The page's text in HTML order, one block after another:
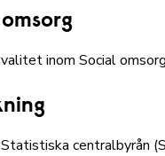
inom Social omsorg
centralbyrån